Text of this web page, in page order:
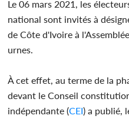
Le 06 mars 2021, les
national sont invités à
de Côte d'Ivoire à
urnes.
À cet effet, au terme de la
devant le Conseil
indépendante (CEI) a publié,